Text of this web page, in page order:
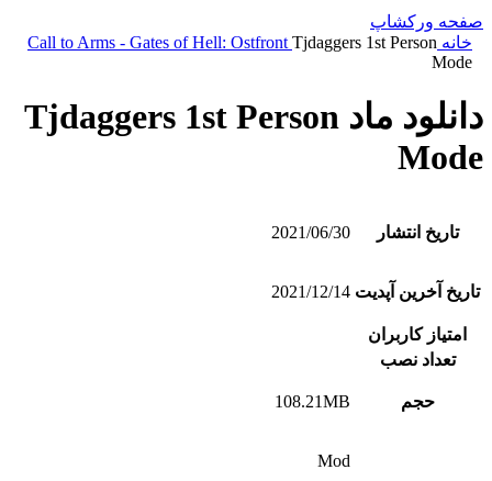
صفحه ورکشاپ
خانه
Call to Arms - Gates of Hell: Ostfront Tjdaggers 1st Person
Mode
دانلود ماد Tjdaggers 1st Person
Mode
تاریخ انتشار 2021/06/30
تاریخ آخرین آپدیت 2021/12/14
امتیاز کاربران
تعداد نصب
حجم 108.21MB
Mod